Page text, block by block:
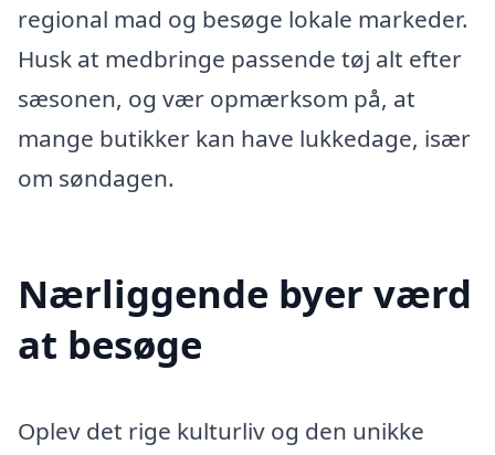
regional mad og besøge lokale markeder.
Husk at medbringe passende tøj alt efter
sæsonen, og vær opmærksom på, at
mange butikker kan have lukkedage, især
om søndagen.
Nærliggende byer værd
at besøge
Oplev det rige kulturliv og den unikke